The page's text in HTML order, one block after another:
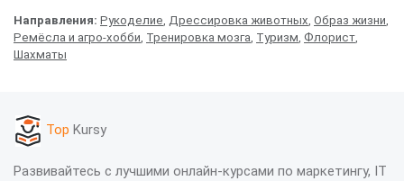
Направления: Рукоделие, Дрессировка животных, Образ жизни,
Ремёсла и агро-хобби, Тренировка мозга, Туризм, Флорист,
Шахматы
Top Kursy
Развивайтесь с лучшими онлайн-курсами по маркетингу, IT